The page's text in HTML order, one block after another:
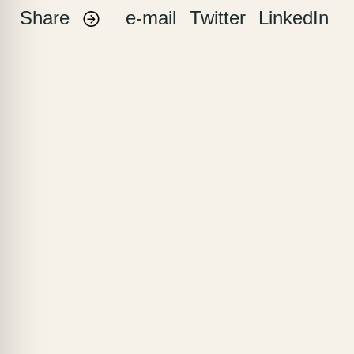
Share e-mail Twitter LinkedIn